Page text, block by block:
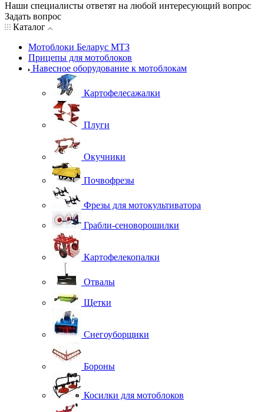
Наши специалисты ответят на любой интересующий вопрос
Задать вопрос
Каталог
Мотоблоки Беларус МТЗ
Прицепы для мотоблоков
Навесное оборудование к мотоблокам
Картофелесажалки
Плуги
Окучники
Почвофрезы
Фрезы для мотокультиватора
Грабли-сеноворошилки
Картофелекопалки
Отвалы
Щетки
Снегоуборщики
Бороны
Косилки для мотоблоков